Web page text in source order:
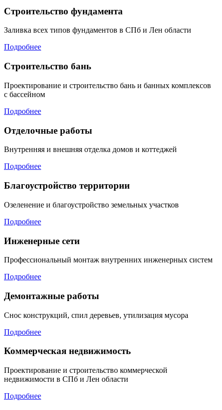
Строительство фундамента
Заливка всех типов фундаментов в СПб и Лен области
Подробнее
Строительство бань
Проектирование и строительство бань и банных комплексов
с бассейном
Подробнее
Отделочные работы
Внутренняя и внешняя отделка домов и коттеджей
Подробнее
Благоустройство территории
Озеленение и благоустройство земельных участков
Подробнее
Инженерные сети
Профессиональный монтаж внутренних инженерных систем
Подробнее
Демонтажные работы
Снос конструкций, спил деревьев, утилизация мусора
Подробнее
Коммерческая недвижимость
Проектирование и строительство коммерческой
недвижимости в СПб и Лен области
Подробнее